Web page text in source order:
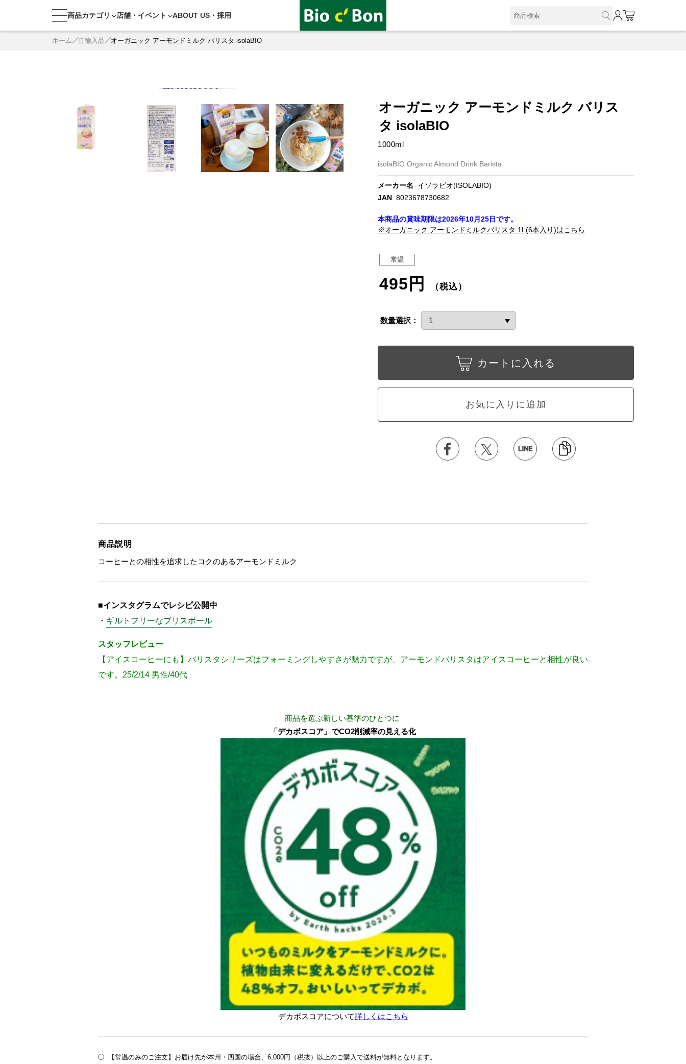
商品カテゴリ 店舗・ イベント ABOUT US・ 採用
ホーム 直輸入品 オーガニック アーモンドミルク バリスタ isolaBIO
オーガニック アーモンドミルク バリス
タ isolaBIO
1000ml
isolaBIO Organic Almond Drink Barista
メーカー名
イソラビオ(ISOLABIO)
JAN 8023678730682
本商品の賞味期限は2026年10月25日です。
※オーガニック アーモンドミルクバリスタ 1L(6本入り)はこちら
常温
495円 （税込）
数量選択：
カートに入れる
お気に入りに追加
商品説明
コーヒーとの相性を追求したコクのあるアーモンドミルク
■インスタグラムでレシピ公開中
・ ギルトフリーなブリスボール
スタッフレビュー
【アイスコーヒーにも】バリスタシリーズはフォーミングしやすさが魅力ですが、アーモンドバリスタはアイスコーヒーと相性が良い
です。25/2/14 男性/40代
商品を選ぶ新しい基準のひとつに
「デカボスコア」でCO2削減率の見える化
デカボスコアについて詳しくはこちら
【常温のみのご注文】お届け先が本州・四国の場合、6,000円（税抜）以上のご購入で送料が無料となります。